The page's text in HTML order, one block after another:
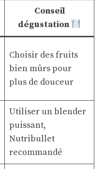
Conseil
dégustation
Choisir des fruits
bien mûrs pour
plus de douceur
Utiliser un blender
puissant,
Nutribullet
recommandé